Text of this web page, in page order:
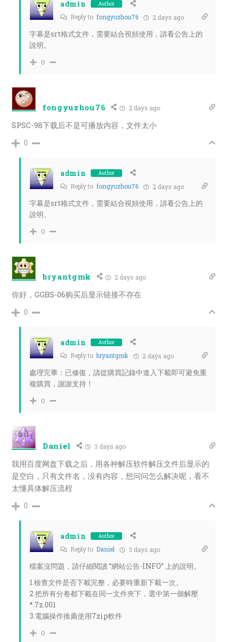
admin Author
Reply to fongyuzhou76 2 days ago
字幕是srt格式文件，需要結合視頻使用，請看公告上的
說明。
0
fongyuzhou76 2 days ago
SPSC-98下载后不是可播放内容，文件太小
0
admin Author
Reply to fongyuzhou76 2 days ago
字幕是srt格式文件，需要結合視頻使用，請看公告上的
說明。
0
bryantgmk 2 days ago
你好，GGBS-06购买后显示链接不存在
0
admin Author
Reply to bryantgmk 2 days ago
處理完畢：已修復，請從購買記錄中進入下載即可避免重
複購買，謝謝支持！
0
Daniel 3 days ago
我用百度网盘下载之后，用各种解压软件解压文件后显示的
是空白，只有文件名，没有内容，想问问怎么解决呢，看不
太懂具体解压流程
0
admin Author
Reply to Daniel 3 days ago
檔案沒問題，請仔細閱讀 “網站公告-INFO” 上的說明。
1.檢查文件是否下載完整，必要時重新下載一次。
2.把所有分卷都下載在同一文件夾下，選中第一個解壓
*.7z.001
3.電腦操作推薦使用7zip軟件
0